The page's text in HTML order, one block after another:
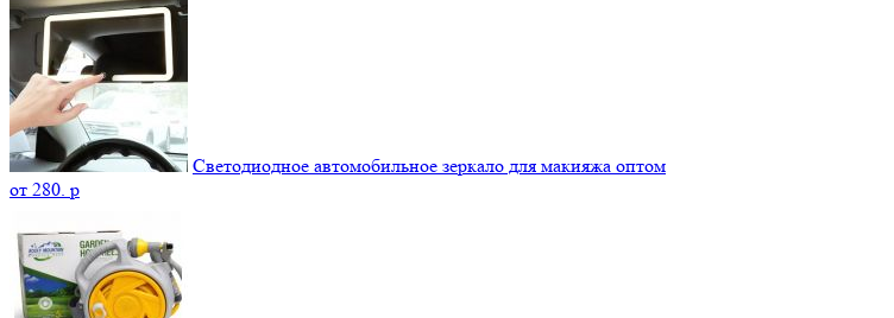
Светодиодное автомобильное зеркало для макияжа оптом
от 280. p